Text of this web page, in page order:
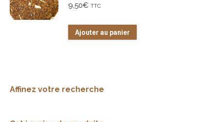
9,50€ TTC
Ajouter au panier
Affinez votre recherche